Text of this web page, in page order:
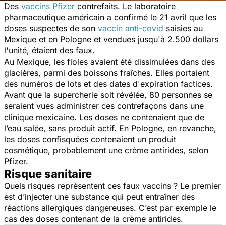
Des vaccins Pfizer contrefaits. Le laboratoire
pharmaceutique américain a confirmé le 21 avril que les
doses suspectes de son vaccin anti-covid saisies au
Mexique et en Pologne et vendues jusqu'à 2.500 dollars
l'unité, étaient des faux.
Au Mexique, les fioles avaient été dissimulées dans des
glacières, parmi des boissons fraîches. Elles portaient
des numéros de lots et des dates d'expiration factices.
Avant que la supercherie soit révélée, 80 personnes se
seraient vues administrer ces contrefaçons dans une
clinique mexicaine. Les doses ne contenaient que de
l’eau salée, sans produit actif. En Pologne, en revanche,
les doses confisquées contenaient un produit
cosmétique, probablement une crème antirides, selon
Pfizer.
Risque sanitaire
Quels risques représentent ces faux vaccins ? Le premier
est d’injecter une substance qui peut entraîner des
réactions allergiques dangereuses. C’est par exemple le
cas des doses contenant de la crème antirides.